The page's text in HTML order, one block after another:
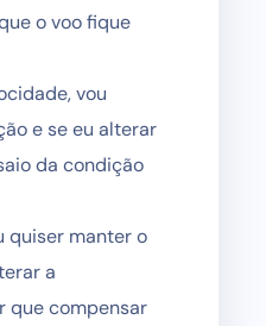
o voo fique
vou
e se eu alterar
da condição
quiser manter o
a
que compensar